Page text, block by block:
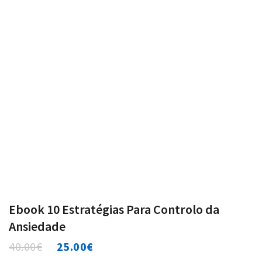
Ebook 10 Estratégias Para Controlo da
Ansiedade
40.00€ 25.00€